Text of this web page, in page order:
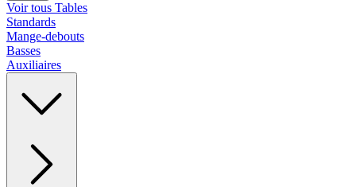
Voir tous Tables
Standards
Mange-debouts
Basses
Auxiliaires